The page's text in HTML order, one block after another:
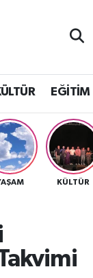
EĞİTİM
KÜLTÜR